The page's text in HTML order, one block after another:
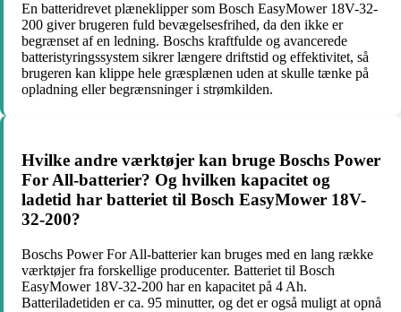
En batteridrevet plæneklipper som Bosch EasyMower 18V-32-
200 giver brugeren fuld bevægelsesfrihed, da den ikke er
begrænset af en ledning. Boschs kraftfulde og avancerede
batteristyringssystem sikrer længere driftstid og effektivitet, så
brugeren kan klippe hele græsplænen uden at skulle tænke på
opladning eller begrænsninger i strømkilden.
Hvilke andre værktøjer kan bruge Boschs Power
For All-batterier? Og hvilken kapacitet og
ladetid har batteriet til Bosch EasyMower 18V-
32-200?
Boschs Power For All-batterier kan bruges med en lang række
værktøjer fra forskellige producenter. Batteriet til Bosch
EasyMower 18V-32-200 har en kapacitet på 4 Ah.
Batteriladetiden er ca. 95 minutter, og det er også muligt at opnå